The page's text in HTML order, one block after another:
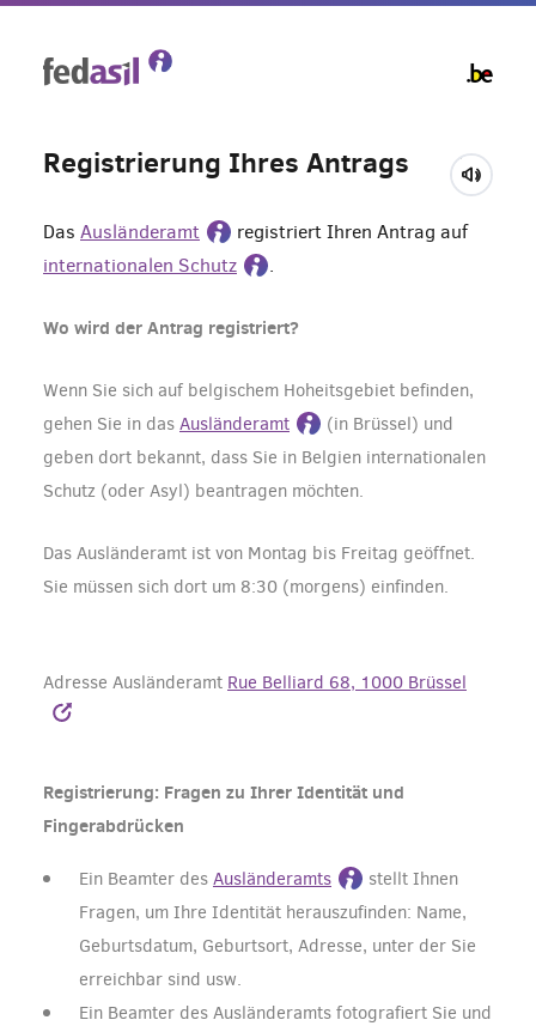
Registrierung Ihres Antrags
Das Ausländeramt
registriert Ihren Antrag auf
internationalen Schutz
.
Wo wird der Antrag registriert?
Wenn Sie sich auf belgischem Hoheitsgebiet befinden,
gehen Sie in das Ausländeramt
(in Brüssel) und
geben dort bekannt, dass Sie in Belgien internationalen
Schutz (oder Asyl) beantragen möchten.
Das Ausländeramt ist von Montag bis Freitag geöffnet.
Sie müssen sich dort um 8:30 (morgens) einfinden.
Adresse Ausländeramt Rue Belliard 68, 1000 Brüssel
Registrierung: Fragen zu Ihrer Identität und
Fingerabdrücken
Ein Beamter des Ausländeramts
stellt Ihnen
Fragen, um Ihre Identität herauszufinden: Name,
Geburtsdatum, Geburtsort, Adresse, unter der Sie
erreichbar sind usw.
Ein Beamter des Ausländeramts fotografiert Sie und